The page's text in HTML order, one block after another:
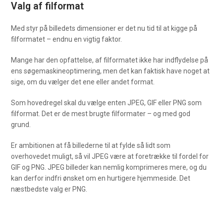
Valg af filformat
Med styr på billedets dimensioner er det nu tid til at kigge på
filformatet – endnu en vigtig faktor.
Mange har den opfattelse, af filformatet ikke har indflydelse på
ens søgemaskineoptimering, men det kan faktisk have noget at
sige, om du vælger det ene eller andet format.
Som hovedregel skal du vælge enten JPEG, GIF eller PNG som
filformat. Det er de mest brugte filformater – og med god
grund.
Er ambitionen at få billederne til at fylde så lidt som
overhovedet muligt, så vil JPEG være at foretrække til fordel for
GIF og PNG. JPEG billeder kan nemlig komprimeres mere, og du
kan derfor indfri ønsket om en hurtigere hjemmeside. Det
næstbedste valg er PNG.